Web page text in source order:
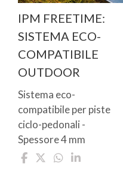
IPM FREETIME:
SISTEMA ECO-
COMPATIBILE
OUTDOOR
Sistema eco-
compatibile per piste
ciclo-pedonali -
Spessore 4 mm